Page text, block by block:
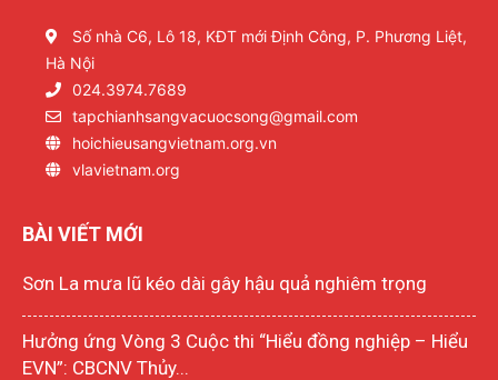
Số nhà C6, Lô 18, KĐT mới Định Công, P. Phương Liệt,
Hà Nội
024.3974.7689
tapchianhsangvacuocsong@gmail.com
hoichieusangvietnam.org.vn
vlavietnam.org
BÀI VIẾT MỚI
Sơn La mưa lũ kéo dài gây hậu quả nghiêm trọng
Hưởng ứng Vòng 3 Cuộc thi “Hiểu đồng nghiệp – Hiểu
EVN”: CBCNV Thủy...